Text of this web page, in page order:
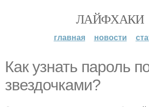
ЛАЙФХАКИ
главная новости
Как узнать пароль
звездочками?